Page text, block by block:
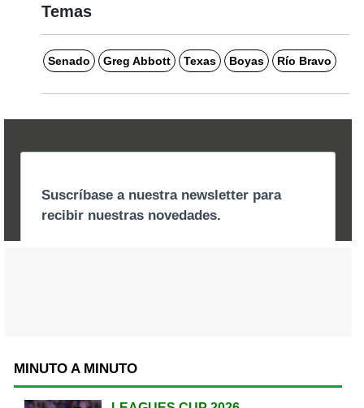
Temas
Senado Greg Abbott Texas Boyas Río Bravo
MINUTO A MINUTO